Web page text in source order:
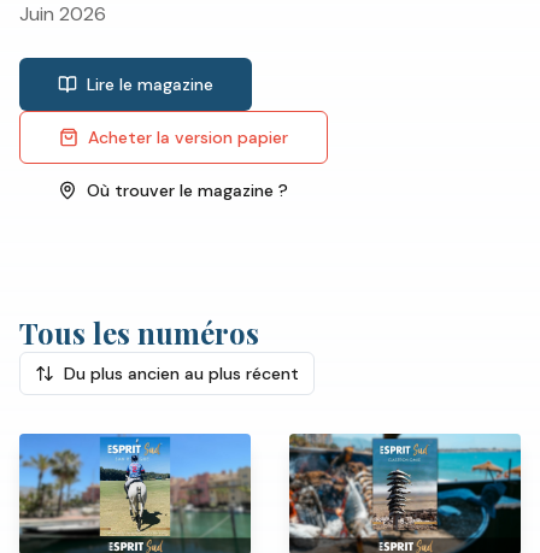
Juin 2026
Lire le magazine
Acheter la version papier
Où trouver le magazine ?
Tous les numéros
Du plus ancien au plus récent